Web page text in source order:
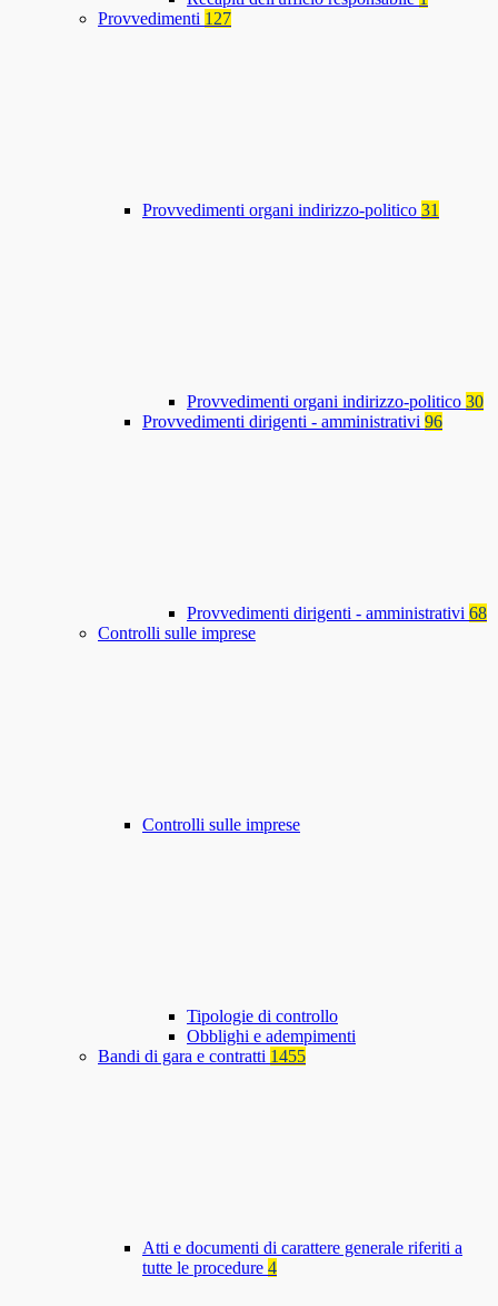
Provvedimenti 127
Provvedimenti organi indirizzo-politico 31
Provvedimenti organi indirizzo-politico 30
Provvedimenti dirigenti - amministrativi 96
Provvedimenti dirigenti - amministrativi 68
Controlli sulle imprese
Controlli sulle imprese
Tipologie di controllo
Obblighi e adempimenti
Bandi di gara e contratti 1455
Atti e documenti di carattere generale riferiti a
tutte le procedure 4